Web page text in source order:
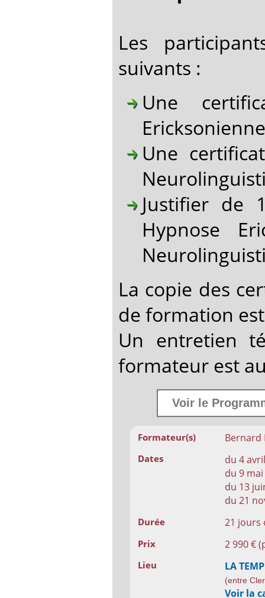
Les
suivants :
Une
Une
Justifier de
Hypnose
La copie des
de formation
Un entretien
formateur est
Voir le
Formateur(s) Bernard
Dates
du 4
du 9
du 13
du 21
Durée 21 jours
Prix 2 990 €
Lieu LA
(entre
Voir la